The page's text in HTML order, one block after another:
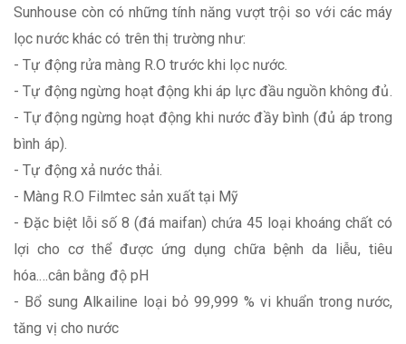
Sunhouse còn có những tính năng vượt trội so với các máy
lọc nước khác có trên thị trường như:
- Tự động rửa màng R.O trước khi lọc nước.
- Tự động ngừng hoạt động khi áp lực đầu nguồn không đủ.
- Tự động ngừng hoạt động khi nước đầy bình (đủ áp trong
bình áp).
- Tự động xả nước thải.
- Màng R.O Filmtec sản xuất tại Mỹ
- Đặc biệt lỗi số 8 (đá maifan) chứa 45 loại khoáng chất có
lợi cho cơ thể được ứng dụng chữa bệnh da liễu, tiêu
hóa....cân bằng độ pH
- Bổ sung Alkailine loại bỏ 99,999 % vi khuẩn trong nước,
tăng vị cho nước